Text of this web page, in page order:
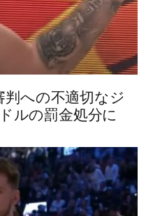
への不適切なジ
ルの罰金処分に